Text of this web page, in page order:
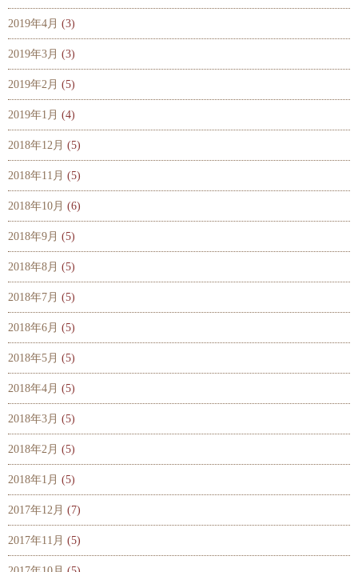
2019年4月 (3)
2019年3月 (3)
2019年2月 (5)
2019年1月 (4)
2018年12月 (5)
2018年11月 (5)
2018年10月 (6)
2018年9月 (5)
2018年8月 (5)
2018年7月 (5)
2018年6月 (5)
2018年5月 (5)
2018年4月 (5)
2018年3月 (5)
2018年2月 (5)
2018年1月 (5)
2017年12月 (7)
2017年11月 (5)